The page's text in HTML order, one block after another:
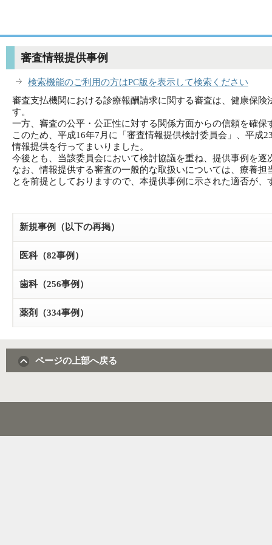
審査情報提供事例
検索機能のご利用の方はPC版を表示して検索ください
審査支払機関における診療報酬請求に関する審査は、健康保
す。
一方、審査の公平・公正性に対する関係方面からの信頼を確
このため、平成16年7月に「審査情報提供検討委員会」、平成
情報提供を行ってまいりました。
今後とも、当該委員会において検討協議を重ね、提供事例を
なお、情報提供する審査の一般的な取扱いについては、療養
とを前提としておりますので、本提供事例に示された適否が
新規事例（以下の再掲）
医科（82事例）
歯科（256事例）
薬剤（334事例）
ページの上部へ戻る